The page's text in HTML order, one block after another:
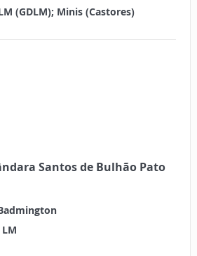
(GDLM); Minis (Castores)
Santos de Bulhão Pato